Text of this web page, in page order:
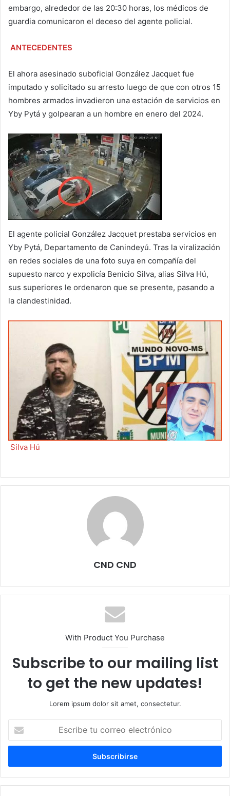
embargo, alrededor de las 20:30 horas, los médicos de
guardia comunicaron el deceso del agente policial.
ANTECEDENTES
El ahora asesinado suboficial González Jacquet fue
imputado y solicitado su arresto luego de que con otros 15
hombres armados invadieron una estación de servicios en
Yby Pytá y golpearan a un hombre en enero del 2024.
El agente policial González Jacquet prestaba servicios en
Yby Pytá, Departamento de Canindeyú. Tras la viralización
en redes sociales de una foto suya en compañía del
supuesto narco y expolicía Benicio Silva, alias Silva Hú,
sus superiores le ordenaron que se presente, pasando a
la clandestinidad.
Silva Hú
CND CND
With Product You Purchase
Subscribe to our mailing list
to get the new updates!
Lorem ipsum dolor sit amet, consectetur.
correo